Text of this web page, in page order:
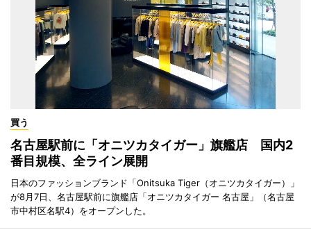
買う
名古屋駅前に「オニツカタイガー」旗艦店 国内2
番目規模、全ライン展開
日本のファッションブランド「Onitsuka Tiger（オニツカタイガー）」
が8月7日、名古屋駅前に旗艦店「オニツカタイガー 名古屋」（名古屋
市中村区名駅4）をオープンした。